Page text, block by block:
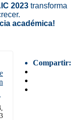
2023 transforma
académica!
Compartir: